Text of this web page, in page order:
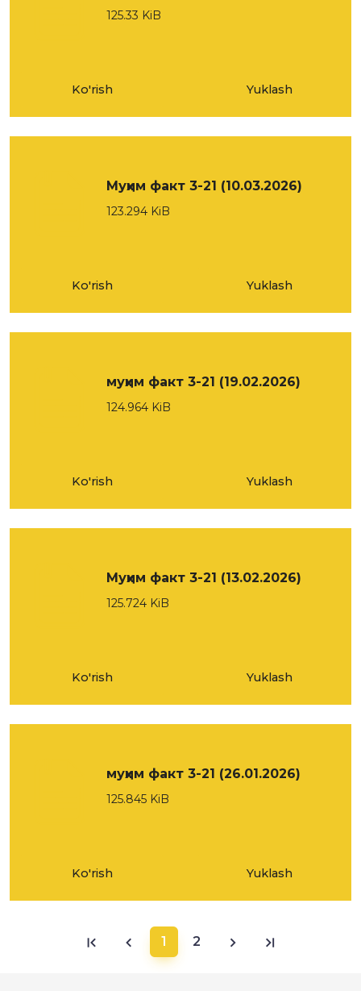
125.33 KiB
Ko'rish Yuklash
Муҳим факт 3-21 (10.03.2026)
123.294 KiB
Ko'rish Yuklash
муҳим факт 3-21 (19.02.2026)
124.964 KiB
Ko'rish Yuklash
Муҳим факт 3-21 (13.02.2026)
125.724 KiB
Ko'rish Yuklash
муҳим факт 3-21 (26.01.2026)
125.845 KiB
Ko'rish Yuklash
1 2